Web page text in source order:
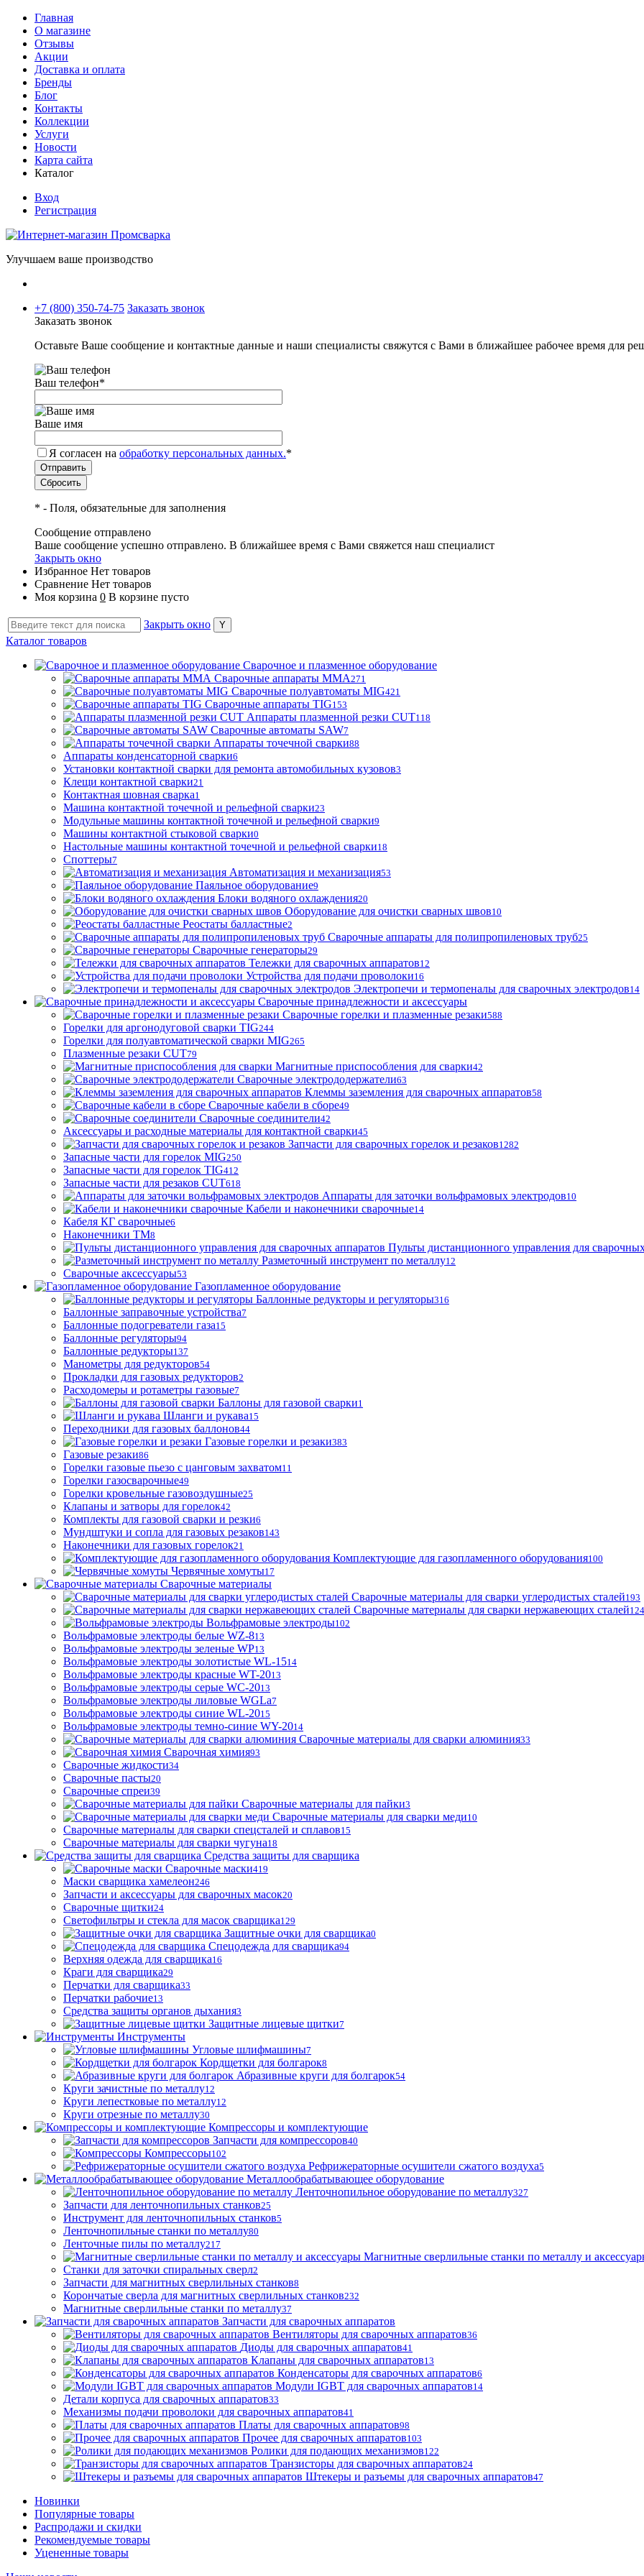
Главная
О магазине
Отзывы
Акции
Доставка и оплата
Бренды
Блог
Контакты
Коллекции
Услуги
Новости
Карта сайта
Каталог
Вход
Регистрация
Улучшаем ваше производство
+7 (800) 350-74-75 Заказать звонок
Заказать звонок
Оставьте Ваше сообщение и контактные данные и наши специалисты свяжутся с Вами в ближайшее рабочее время для
Ваш телефон*
Ваше имя
Я согласен на обработку персональных данных.*
* - Поля, обязательные для заполнения
Сообщение отправлено
Ваше сообщение успешно отправлено. В ближайшее время с Вами свяжется наш специалист
Закрыть окно
Избранное Нет товаров
Сравнение Нет товаров
Моя корзина 0 В корзине пусто
Закрыть окно
Каталог товаров
Сварочное и плазменное оборудование
Сварочные аппараты MMA271
Сварочные полуавтоматы MIG421
Сварочные аппараты TIG153
Аппараты плазменной резки CUT118
Сварочные автоматы SAW7
Аппараты точечной сварки88
Аппараты конденсаторной сварки6
Установки контактной сварки для ремонта автомобильных кузовов3
Клещи контактной сварки21
Контактная шовная сварка1
Машина контактной точечной и рельефной сварки23
Модульные машины контактной точечной и рельефной сварки9
Машины контактной стыковой сварки0
Настольные машины контактной точечной и рельефной сварки18
Споттеры7
Автоматизация и механизация53
Паяльное оборудование9
Блоки водяного охлаждения20
Оборудование для очистки сварных швов10
Реостаты балластные2
Сварочные аппараты для полипропиленовых труб25
Сварочные генераторы29
Тележки для сварочных аппаратов12
Устройства для подачи проволоки16
Электропечи и термопеналы для сварочных электродов14
Сварочные принадлежности и аксессуары
Сварочные горелки и плазменные резаки588
Горелки для аргонодуговой сварки TIG244
Горелки для полуавтоматической сварки MIG265
Плазменные резаки CUT79
Магнитные приспособления для сварки42
Сварочные электрододержатели63
Клеммы заземления для сварочных аппаратов58
Сварочные кабели в сборе49
Сварочные соединители42
Аксессуары и расходные материалы для контактной сварки45
Запчасти для сварочных горелок и резаков1282
Запасные части для горелок MIG250
Запасные части для горелок TIG412
Запасные части для резаков CUT618
Аппараты для заточки вольфрамовых электродов10
Кабели и наконечники сварочные14
Кабеля КГ сварочные6
Наконечники ТМ8
Пульты дистанционного управления для
Разметочный инструмент по металлу12
Сварочные аксессуары53
Газопламенное оборудование
Баллонные редукторы и регуляторы316
Баллонные заправочные устройства7
Баллонные подогреватели газа15
Баллонные регуляторы94
Баллонные редукторы137
Манометры для редукторов54
Прокладки для газовых редукторов2
Расходомеры и ротаметры газовые7
Баллоны для газовой сварки1
Шланги и рукава15
Переходники для газовых баллонов44
Газовые горелки и резаки383
Газовые резаки86
Горелки газовые пьезо с цанговым захватом11
Горелки газосварочные49
Горелки кровельные газовоздушные25
Клапаны и затворы для горелок42
Комплекты для газовой сварки и резки6
Мундштуки и сопла для газовых резаков143
Наконечники для газовых горелок21
Комплектующие для газопламенного оборудования100
Червячные хомуты17
Сварочные материалы
Сварочные материалы для сварки углеродистых сталей193
Сварочные материалы для сварки нержавеющих сталей124
Вольфрамовые электроды102
Вольфрамовые электроды белые WZ-813
Вольфрамовые электроды зеленые WP13
Вольфрамовые электроды золотистые WL-1514
Вольфрамовые электроды красные WT-2013
Вольфрамовые электроды серые WC-2013
Вольфрамовые электроды лиловые WGLa7
Вольфрамовые электроды синие WL-2015
Вольфрамовые электроды темно-синие WY-2014
Сварочные материалы для сварки алюминия33
Сварочная химия93
Сварочные жидкости34
Сварочные пасты20
Сварочные спреи39
Сварочные материалы для пайки3
Сварочные материалы для сварки меди10
Сварочные материалы для сварки спецсталей и сплавов15
Сварочные материалы для сварки чугуна18
Средства защиты для сварщика
Сварочные маски419
Маски сварщика хамелеон246
Запчасти и аксессуары для сварочных масок20
Сварочные щитки24
Светофильтры и стекла для масок сварщика129
Защитные очки для сварщика0
Спецодежда для сварщика94
Верхняя одежда для сварщика16
Краги для сварщика29
Перчатки для сварщика33
Перчатки рабочие13
Средства защиты органов дыхания3
Защитные лицевые щитки7
Инструменты
Угловые шлифмашины7
Кордщетки для болгарок8
Абразивные круги для болгарок54
Круги зачистные по металлу12
Круги лепестковые по металлу12
Круги отрезные по металлу30
Компрессоры и комплектующие
Запчасти для компрессоров40
Компрессоры102
Рефрижераторные осушители сжатого воздуха5
Металлообрабатывающее оборудование
Ленточнопильное оборудование по металлу327
Запчасти для ленточнопильных станков25
Инструмент для ленточнопильных станков5
Ленточнопильные станки по металлу80
Ленточные пилы по металлу217
Магнитные сверлильные станки по металлу и
Станки для заточки спиральных сверл2
Запчасти для магнитных сверлильных станков8
Корончатые сверла для магнитных сверлильных станков232
Магнитные сверлильные станки по металлу37
Запчасти для сварочных аппаратов
Вентиляторы для сварочных аппаратов36
Диоды для сварочных аппаратов41
Клапаны для сварочных аппаратов13
Конденсаторы для сварочных аппаратов6
Модули IGBT для сварочных аппаратов14
Детали корпуса для сварочных аппаратов33
Механизмы подачи проволоки для сварочных аппаратов41
Платы для сварочных аппаратов98
Прочее для сварочных аппаратов103
Ролики для подающих механизмов122
Транзисторы для сварочных аппаратов24
Штекеры и разъемы для сварочных аппаратов47
Новинки
Популярные товары
Распродажи и скидки
Рекомендуемые товары
Уцененные товары